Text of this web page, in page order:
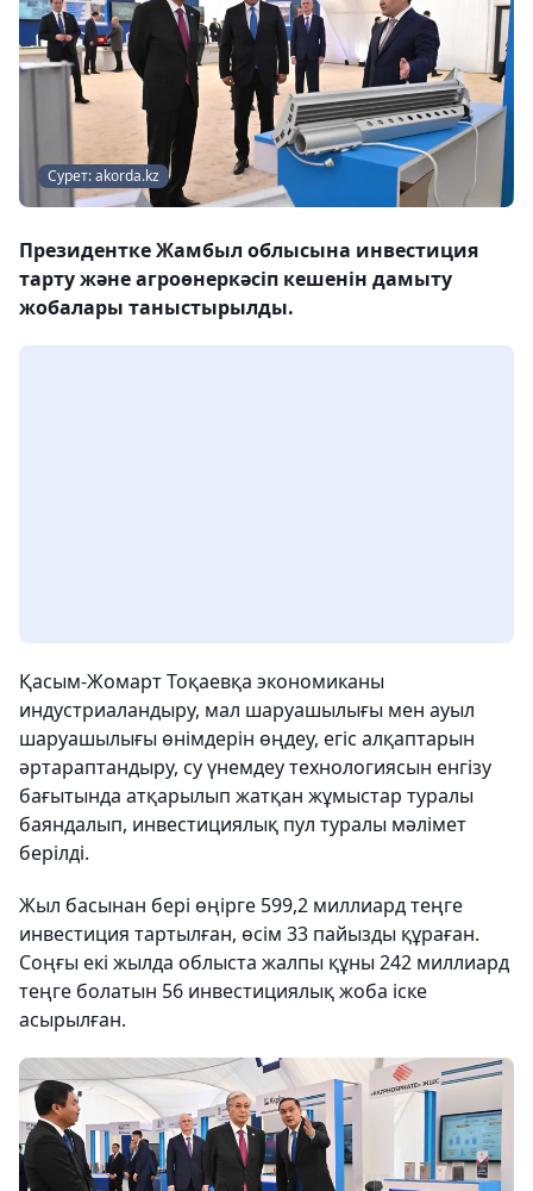
Сурет: akorda.kz
Президентке Жамбыл облысына инвестиция
тарту және агроөнеркәсіп кешенін дамыту
жобалары таныстырылды.
Қасым-Жомарт Тоқаевқа экономиканы
индустриаландыру, мал шаруашылығы мен ауыл
шаруашылығы өнімдерін өңдеу, егіс алқаптарын
әртараптандыру, су үнемдеу технологиясын енгізу
бағытында атқарылып жатқан жұмыстар туралы
баяндалып, инвестициялық пул туралы мәлімет
берілді.
Жыл басынан бері өңірге 599,2 миллиард теңге
инвестиция тартылған, өсім 33 пайызды құраған.
Соңғы екі жылда облыста жалпы құны 242 миллиард
теңге болатын 56 инвестициялық жоба іске
асырылған.